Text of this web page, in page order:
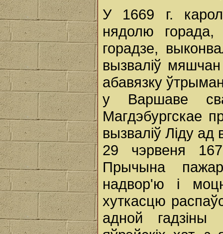
У 1669 г.
нядолю горада,
горадзе,
вызвалiў
абавязку
у Варшаве
Магдэбургскае
вызвалiў Лiду ад
29 чэрвеня
Прычына
надвор'ю і
хуткасцю
адной